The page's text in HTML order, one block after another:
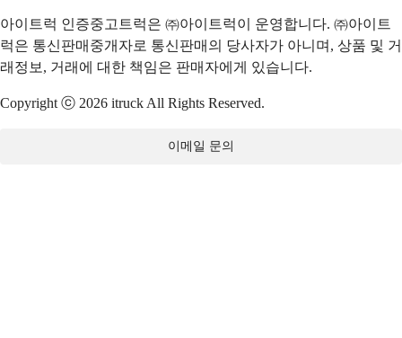
아이트럭 인증중고트럭은 ㈜아이트럭이 운영합니다. ㈜아이트
럭은 통신판매중개자로 통신판매의 당사자가 아니며, 상품 및 거
래정보, 거래에 대한 책임은 판매자에게 있습니다.
Copyright ⓒ 2026 itruck All Rights Reserved.
이메일 문의